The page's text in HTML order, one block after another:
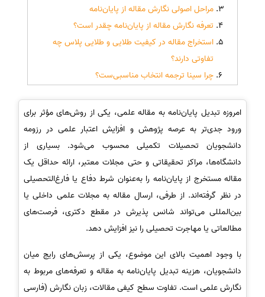
مراحل اصولی نگارش مقاله از پایان‌نامه
تعرفه نگارش مقاله از پایان‌نامه چقدر است؟
استخراج مقاله در کیفیت طلایی و طلایی پلاس چه
تفاوتی دارند؟
چرا سینا ترجمه انتخاب مناسبی‌ست؟
امروزه تبدیل پایان‌نامه به مقاله علمی، یکی از روش‌های مؤثر برای
ورود جدی‌تر به عرصه پژوهش و افزایش اعتبار علمی در رزومه
دانشجویان تحصیلات تکمیلی محسوب می‌شود. بسیاری از
دانشگاه‌ها، مراکز تحقیقاتی و حتی مجلات معتبر، ارائه حداقل یک
مقاله مستخرج از پایان‌نامه را به‌عنوان شرط دفاع یا فارغ‌التحصیلی
در نظر گرفته‌اند. از طرفی، ارسال مقاله به مجلات علمی داخلی یا
بین‌المللی می‌تواند شانس پذیرش در مقطع دکتری، فرصت‌های
مطالعاتی یا مهاجرت تحصیلی را نیز افزایش دهد.
با وجود اهمیت بالای این موضوع، یکی از پرسش‌های رایج میان
دانشجویان، هزینه تبدیل پایان‌نامه به مقاله و تعرفه‌های مربوط به
نگارش علمی است. تفاوت سطح کیفی مقالات، زبان نگارش (فارسی